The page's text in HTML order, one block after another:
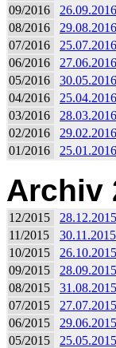
09/2016
26.09.2016
08/2016
29.08.2016
07/2016
25.07.2016
06/2016
27.06.2016
05/2016
30.05.2016
04/2016
25.04.2016
03/2016
28.03.2016
02/2016
29.02.2016
01/2016
25.01.2016
Archiv
12/2015 28.12.2015
11/2015
30.11.2015
10/2015
26.10.2015
09/2015
28.09.2015
08/2015
31.08.2015
07/2015
27.07.2015
06/2015
29.06.2015
05/2015
25.05.2015